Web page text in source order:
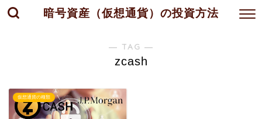
暗号資産（仮想通貨）の投資方法
― TAG ―
zcash
仮想通貨の種類